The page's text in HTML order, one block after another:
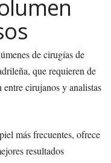
de cirugías de
que requieren de
cirujanos y analistas
más frecuentes, ofrece
resultados